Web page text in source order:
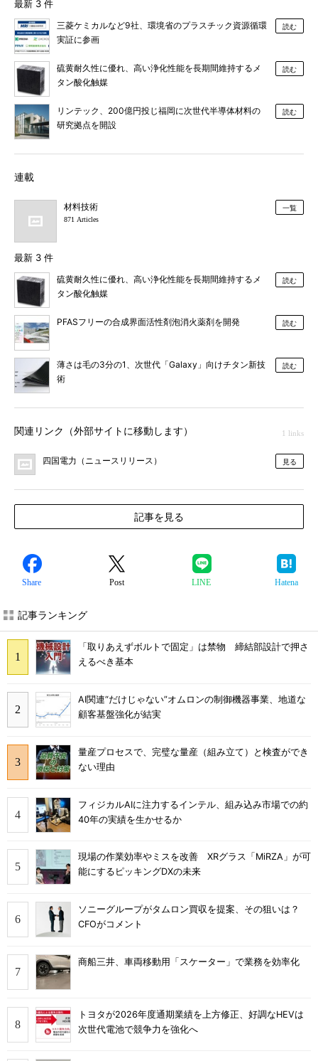
最新 3 件
三菱ケミカルなど9社、環境省のプラスチック資源循環
実証に参画
読む
硫黄耐久性に優れ、高い浄化性能を長期間維持するメ
タン酸化触媒
読む
リンテック、200億円投じ福岡に次世代半導体材料の
研究拠点を開設
読む
連載
材料技術
871 Articles
一覧
最新 3 件
硫黄耐久性に優れ、高い浄化性能を長期間維持するメ
タン酸化触媒
読む
PFASフリーの合成界面活性剤泡消火薬剤を開発 読む
薄さは毛の3分の1、次世代「Galaxy」向けチタン新技
術
読む
関連リンク（外部サイトに移動します） 1 links
四国電力（ニュースリリース） 見る
記事を見る
Share Post LINE Hatena
記事ランキング
「取りあえずボルトで固定」は禁物 締結部設計で押さ
えるべき基本
AI関連“だけじゃない”オムロンの制御機器事業、地道な
顧客基盤強化が結実
量産プロセスで、完璧な量産（組み立て）と検査ができ
ない理由
フィジカルAIに注力するインテル、組み込み市場での約
40年の実績を生かせるか
現場の作業効率やミスを改善 XRグラス「MiRZA」が可
能にするピッキングDXの未来
ソニーグループがタムロン買収を提案、その狙いは？
CFOがコメント
商船三井、車両移動用「スケーター」で業務を効率化
トヨタが2026年度通期業績を上方修正、好調なHEVは
次世代電池で競争力を強化へ